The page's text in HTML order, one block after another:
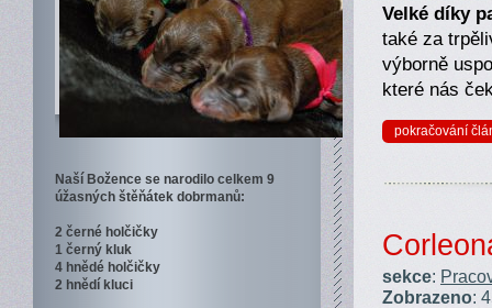
Naší Božence se narodilo celkem 9
úžasných štěňátek dobrmanů:
2 černé holčičky
1 černý kluk
4 hnědé holčičky
2 hnědí kluci
Velké díky
také za
výborně
které nás
pokračování
sekce:
Zobrazeno: